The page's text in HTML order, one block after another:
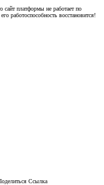
сайт платформы не работает по
работоспособность восстановится!
Ссылка